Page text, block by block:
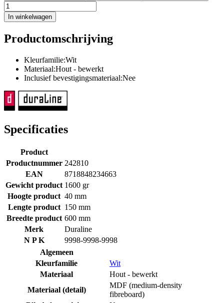
In winkelwagen
Productomschrijving
Kleurfamilie:Wit
Materiaal:Hout - bewerkt
Inclusief bevestigingsmateriaal:Nee
Specificaties
Product
Productnummer 242810
EAN
8718848234663
Gewicht product 1600 gr
Hoogte product 40 mm
Lengte product 150 mm
Breedte product 600 mm
Merk
Duraline
N P K
9998-9998-9998
Algemeen
Kleurfamilie
Wit
Materiaal
Hout - bewerkt
Materiaal (detail)
MDF (medium-density
fibreboard)